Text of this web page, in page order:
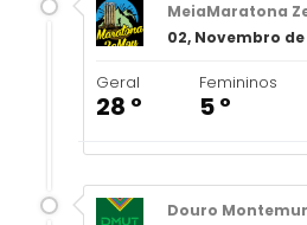
MeiaMaratona
02, Novembro
Geral
28 º
Femininos
5 º
Douro